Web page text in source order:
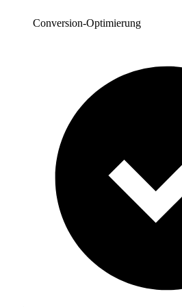
Conversion-Optimierung